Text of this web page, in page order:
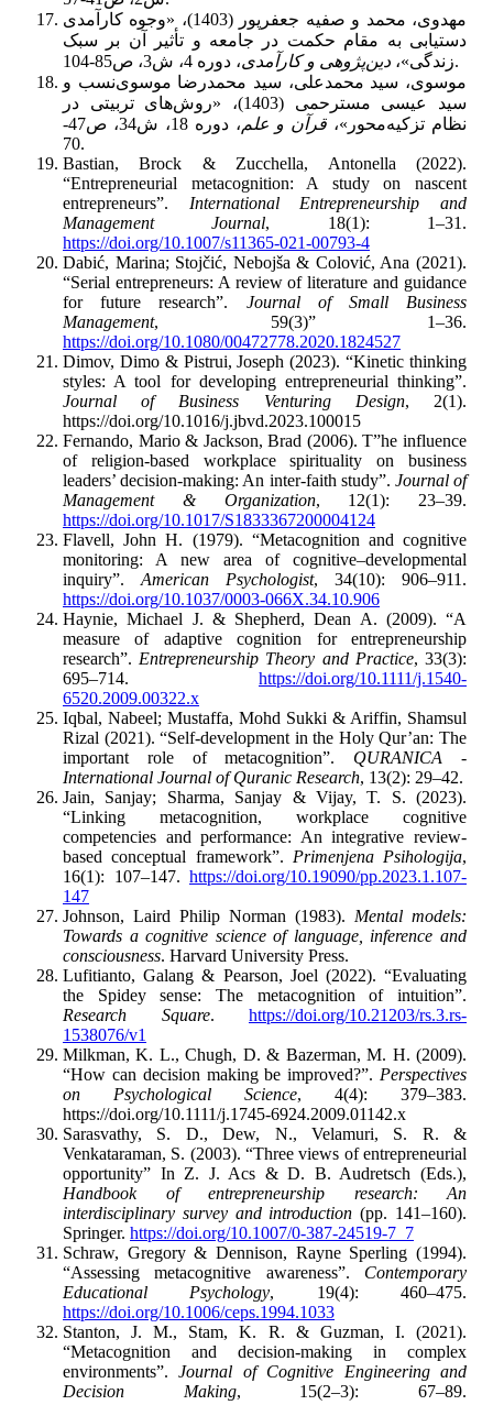
مهدوی، محمد و صفیه جعفرپور (1403)، «وجوه کارآمدی
دستیابی به مقام حکمت در جامعه و تأثیر آن بر سبک
زندگی»، دین‌پژوهی و کارآمدی
، دوره 4، ش3، ص85-104.
موسوی، سید محمدعلی، سید محمدرضا موسوی‌نسب و
سید عیسی مسترحمی (1403)، «روش‌های تربیتی در
نظام تزکیه‌محور»، قرآن و علم
، دوره 18، ش34، ص47-
70.
Bastian, Brock & Zucchella, Antonella (2022).
“Entrepreneurial metacognition: A study on nascent
entrepreneurs”. International Entrepreneurship and
Management Journal, 18(1): 1–31.
https://doi.org/10.1007/s11365-021-00793-4
Dabić, Marina; Stojčić, Nebojša & Colović, Ana (2021).
“Serial entrepreneurs: A review of literature and guidance
for future research”. Journal of Small Business
Management, 59(3)” 1–36.
https://doi.org/10.1080/00472778.2020.1824527
Dimov, Dimo & Pistrui, Joseph (2023). “Kinetic thinking
styles: A tool for developing entrepreneurial thinking”.
Journal of Business Venturing Design, 2(1).
https://doi.org/10.1016/j.jbvd.2023.100015
Fernando, Mario & Jackson, Brad (2006). T”he influence
of religion-based workplace spirituality on business
leaders’ decision-making: An inter-faith study”. Journal of
Management & Organization, 12(1): 23–39.
https://doi.org/10.1017/S1833367200004124
Flavell, John H. (1979). “Metacognition and cognitive
monitoring: A new area of cognitive–developmental
inquiry”. American Psychologist, 34(10): 906–911.
https://doi.org/10.1037/0003-066X.34.10.906
Haynie, Michael J. & Shepherd, Dean A. (2009). “A
measure of adaptive cognition for entrepreneurship
research”. Entrepreneurship Theory and Practice, 33(3):
695–714. https://doi.org/10.1111/j.1540-
6520.2009.00322.x
Iqbal, Nabeel; Mustaffa, Mohd Sukki & Ariffin, Shamsul
Rizal (2021). “Self-development in the Holy Qur’an: The
important role of metacognition”. QURANICA -
International Journal of Quranic Research, 13(2): 29–42.
Jain, Sanjay; Sharma, Sanjay & Vijay, T. S. (2023).
“Linking metacognition, workplace cognitive
competencies and performance: An integrative review-
based conceptual framework”. Primenjena Psihologija,
16(1): 107–147. https://doi.org/10.19090/pp.2023.1.107-
147
Johnson, Laird Philip Norman (1983). Mental models:
Towards a cognitive science of language, inference and
consciousness. Harvard University Press.
Lufitianto, Galang & Pearson, Joel (2022). “Evaluating
the Spidey sense: The metacognition of intuition”.
Research Square. https://doi.org/10.21203/rs.3.rs-
1538076/v1
Milkman, K. L., Chugh, D. & Bazerman, M. H. (2009).
“How can decision making be improved?”. Perspectives
on Psychological Science, 4(4): 379–383.
https://doi.org/10.1111/j.1745-6924.2009.01142.x
Sarasvathy, S. D., Dew, N., Velamuri, S. R. &
Venkataraman, S. (2003). “Three views of entrepreneurial
opportunity” In Z. J. Acs & D. B. Audretsch (Eds.),
Handbook of entrepreneurship research: An
interdisciplinary survey and introduction (pp. 141–160).
Springer. https://doi.org/10.1007/0-387-24519-7_7
Schraw, Gregory & Dennison, Rayne Sperling (1994).
“Assessing metacognitive awareness”. Contemporary
Educational Psychology, 19(4): 460–475.
https://doi.org/10.1006/ceps.1994.1033
Stanton, J. M., Stam, K. R. & Guzman, I. (2021).
“Metacognition and decision-making in complex
environments”.Journal of Cognitive Engineering and
Decision Making, 15(2–3): 67–89.